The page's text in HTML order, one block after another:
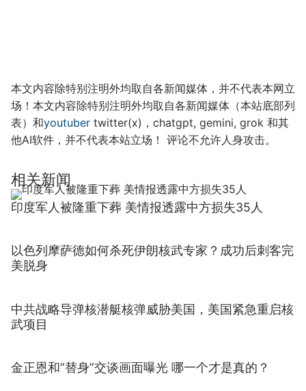
本文内容除特别注明外均取自各新闻媒体，并不代表本网立
场！本文内容除特别注明外均取自各新闻媒体（本站底部列
表）和youtuber twitter(x)，chatgpt, gemini, grok 和其
他AI软件，并不代表本站立场！ 评论不允许人身攻击。
相关新闻
印度军人被隆重下葬 美情报透露中方损失35人
以色列摩萨德如何杀死伊朗核武专家？成功后刺客完
美脱身
中共战略导弹核潜艇核弹威胁美国，美国紧急重启核
武项目
金正恩和”替身”交谈画面曝光 哪一个才是真的？